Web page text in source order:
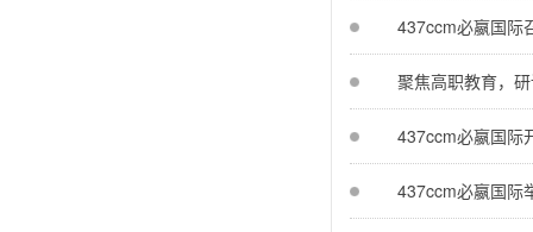
437ccm必嬴国际
聚焦高职教育，
437ccm必嬴国际
437ccm必嬴国际